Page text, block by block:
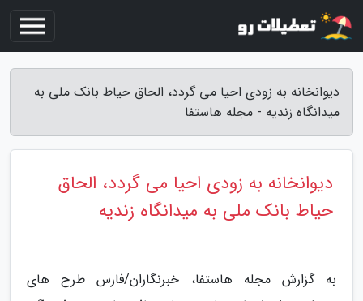
دیوانخانه به زودی احیا می گردد، الحاق حیاط بانک ملی به
میدانگاه زندیه - مجله هاستفا
دیوانخانه به زودی احیا می گردد، الحاق
حیاط بانک ملی به میدانگاه زندیه
به گزارش مجله هاستفا، خبرنگاران/فارس طرح های